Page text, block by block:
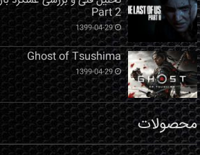
Part 2
1399-04-29
Ghost of Tsushima
1399-04-29
محصولات